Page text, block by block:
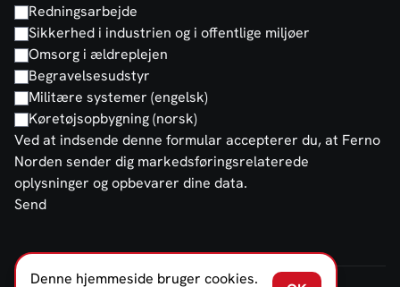
Redningsarbejde
Sikkerhed i industrien og i offentlige miljøer
Omsorg i ældreplejen
Begravelsesudstyr
Militære systemer (engelsk)
Køretøjsopbygning (norsk)
Ved at indsende denne formular accepterer du, at Ferno
Norden sender dig markedsføringsrelaterede
oplysninger og opbevarer dine data.
Send
Denne hjemmeside bruger cookies.